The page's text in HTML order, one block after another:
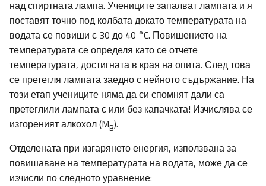
над спиртната лампа. Учениците запалват лампата и я
поставят точно под колбата докато температурата на
водата се повиши с 30 до 40 °C. Повишението на
температурата се определя като се отчете
температурата, достигната в края на опита. След това
се претегля лампата заедно с нейното съдържание. На
този етап учениците няма да си спомнят дали са
претеглили лампата с или без капачката! Изчислява се
изгореният алкохол (MB).
Отделената при изгарянето енергия, използвана за
повишаване на температурата на водата, може да се
изчисли по следното уравнение: